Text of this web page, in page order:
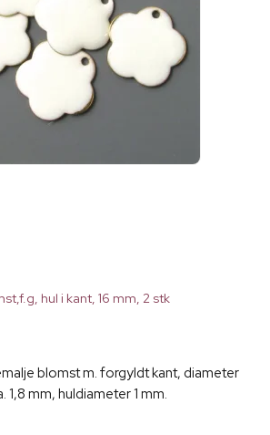
hul i kant, 16 mm, 2 stk
blomst m. forgyldt kant, diameter
1,8 mm, huldiameter 1 mm.